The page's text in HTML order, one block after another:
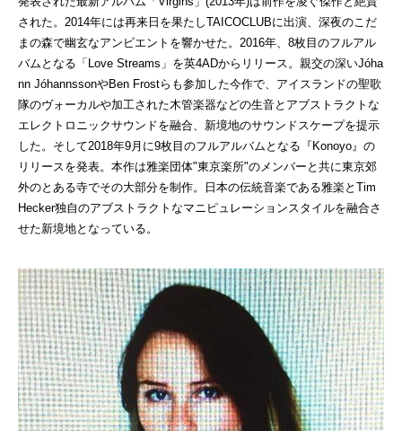
された。2014年には再来日を果たしTAICOCLUBに出演、深夜のこだ
まの森で幽玄なアンビエントを響かせた。2016年、8枚目のフルアル
バムとなる「Love Streams」を英4ADからリリース。親交の深いJóha
nn JóhannssonやBen Frostらも参加した今作で、アイスランドの聖歌
隊のヴォーカルや加工された木管楽器などの生音とアブストラクトな
エレクトロニックサウンドを融合、新境地のサウンドスケープを提示
した。そして2018年9月に9枚目のフルアルバムとなる『Konoyo』の
リリースを発表。本作は雅楽団体"東京楽所"のメンバーと共に東京郊
外のとある寺でその大部分を制作。日本の伝統音楽である雅楽とTim
Hecker独自のアブストラクトなマニピュレーションスタイルを融合さ
せた新境地となっている。